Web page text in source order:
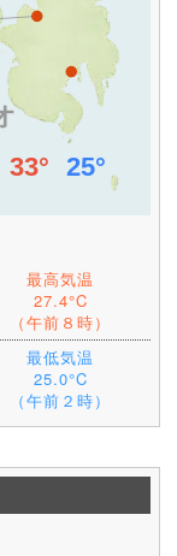
最高気温
27.4°C
（午前８時）
最低気温
25.0°C
（午前２時）